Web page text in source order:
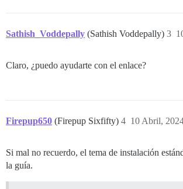
Sathish_Voddepally (Sathish Voddepally) 3
Claro, ¿puedo ayudarte con el enlace?
Firepup650 (Firepup Sixfifty) 10 Abril,
4
Si mal no recuerdo, el tema de instalación
la guía.